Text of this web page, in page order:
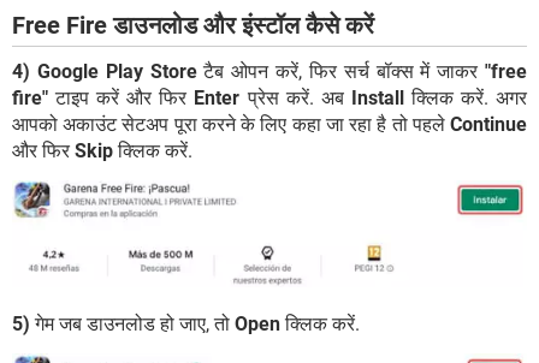
Free Fire डाउनलोड और इंस्टॉल कैसे करें
4) Google Play Storeटैब ओपन करें, फिर सर्च बॉक्स में जाकर"free
fire" टाइप करें और फिर Enter प्रेस करें. अब Installक्लिक करें. अगर
आपको अकाउंट सेटअप पूरा करने के लिए कहा जा रहा है तो पहले Continue
और फिर Skipक्लिक करें.
5) गेम जब डाउनलोड हो जाए, तो Openक्लिक करें.